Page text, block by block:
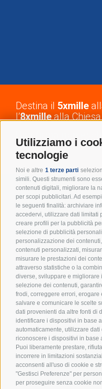
Utilizziamo i
tecnologie
Noi e altre 1 terze parti
simili. Questi strumenti sono
contenuti digitali, migliorare la
per scopi pubblicitari. Ad
le seguenti finalità: archiviare
accedervi, utilizzare dati limitati
creare profili per la pubblicità
selezione di pubblicità
personalizzazione dei
contenuti personalizzati,
misurare le prestazioni dei
attraverso statistiche o la
diverse, sviluppare e migliorare
selezione dei contenuti,
frodi, correggere errori,
salvare e comunicare le scelte
dati provenienti da altre fonti di
identificare i dispositivi in base
automaticamente, utilizzare
riconoscere i dispositivi in base
Puoi liberamente prestare,
incorrere in limitazioni
acconsenti all'uso di cookie e
"Gestisci Preferenze" per
per proseguire senza cookie
Destina il 5xmille
l’8xmillealla
A te non costa
Resta in
iscriviti alla
Un appuntamento
educativi, eventi e tutte
Scout d’Europa.
Accetto i termini e
ISCRIVIMI